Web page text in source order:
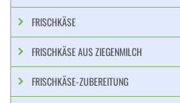
FRISCHKÄSE
FRISCHKÄSE AUS ZIEGENMILCH
FRISCHKÄSE-ZUBEREITUNG